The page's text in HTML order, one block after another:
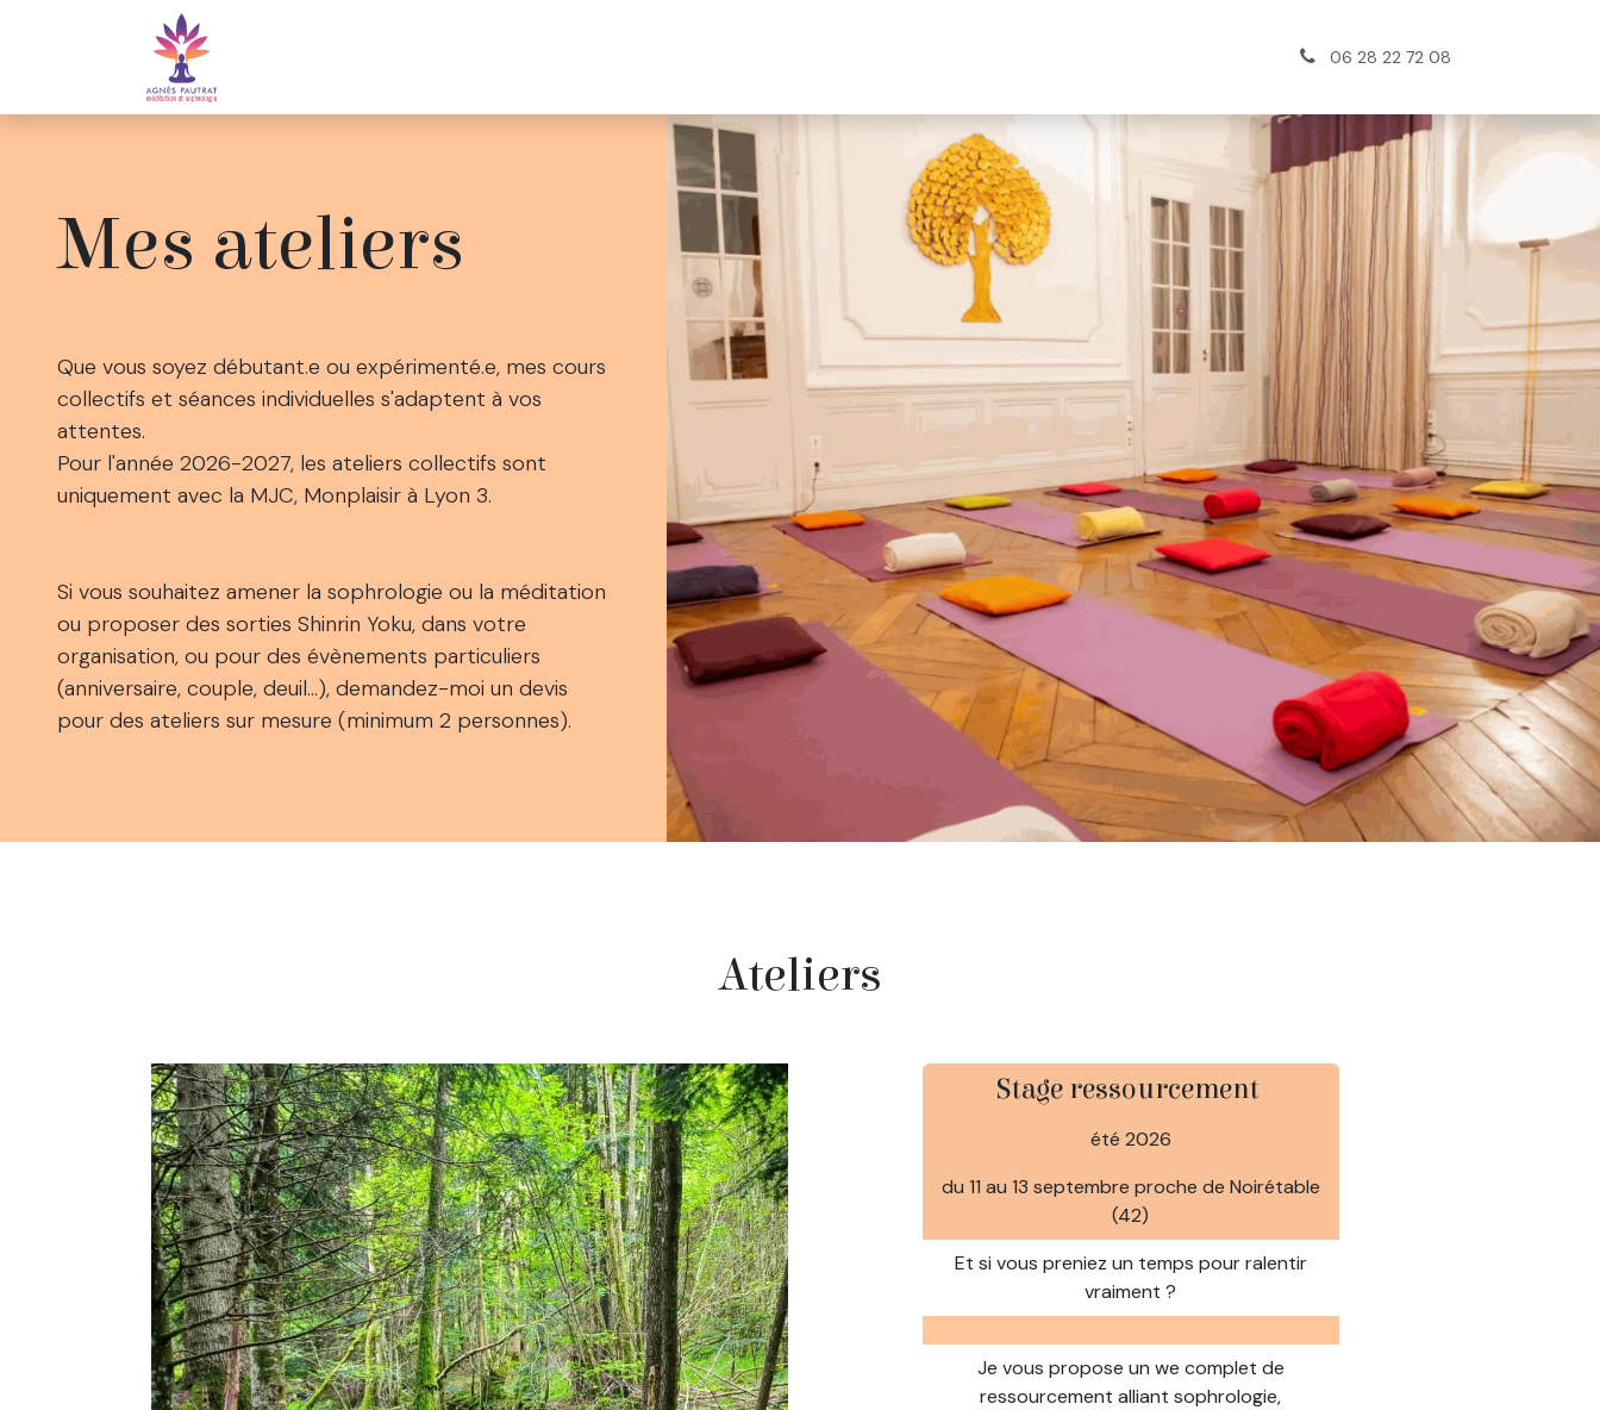
Se rendre au contenu
06 28 22 72 08
Mes ateliers
Que vous soyez débutant.e ou expérimenté.e, mes cours
collectifs et séances individuelles s'adaptent à vos
attentes.
Pour l'année 2026-2027, les ateliers collectifs sont
uniquement avec la MJC, Monplaisir à Lyon 3.
Si vous souhaitez amener la sophrologie ou la méditation
ou proposer des sorties Shinrin Yoku, dans votre
organisation, ou pour des évènements particuliers
(anniversaire, couple, deuil...), demandez-moi un devis
pour des ateliers sur mesure (minimum 2 personnes).
Ateliers
Stage ressourcement
été 2026
du 11 au 13 septembre proche de Noirétable
(42)
Et si vous preniez un temps pour ralentir
vraiment ?
Je vous propose un we complet de
ressourcement alliant sophrologie,